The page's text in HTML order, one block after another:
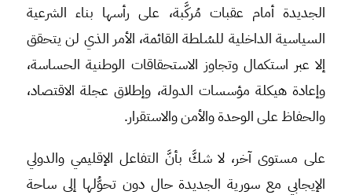
الجديدة أمام عقبات مُركَّبة، على رأسها بناء الشرعية
السياسية الداخلية للسُلطة القائمة، الأمر الذي لن يتحقق
إلا عبر استكمال وتجاوز الاستحقاقات الوطنية الحساسة،
وإعادة هيكلة مؤسسات الدولة، وإطلاق عجلة الاقتصاد،
والحفاظ على الوحدة والأمن والاستقرار.
على مستوى آخر، لا شكَّ بأنَّ التفاعل الإقليمي والدولي
الإيجابي مع سورية الجديدة حال دون تحوُّلها إلى ساحة